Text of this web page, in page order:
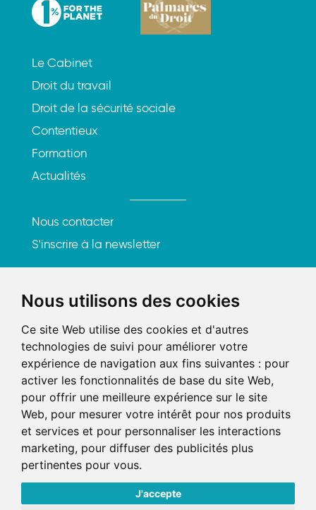
Nous utilisons des cookies
Ce site Web utilise des cookies et d'autres
technologies de suivi pour améliorer votre
expérience de navigation aux fins suivantes : pour
activer les fonctionnalités de base du site Web,
pour offrir une meilleure expérience sur le site
Web, pour mesurer votre intérêt pour nos produits
et services et pour personnaliser les interactions
marketing, pour diffuser des publicités plus
pertinentes pour vous.
J'accepte
Le Cabinet
Droit du travail
Droit de la sécurité sociale
Contentieux
Formation
Actualités
Nous contacter
S'inscrire à la newsletter
Rencontrons-nous
219, rue Saint-Honoré
75001 Paris
Tél. : 01 84 25 20 21
Mail : contact@axel-avocats.com
AXEL AARPI
SELARL ALEX – SELARL FXP-AVOCAT – SELARL
CGRUAT